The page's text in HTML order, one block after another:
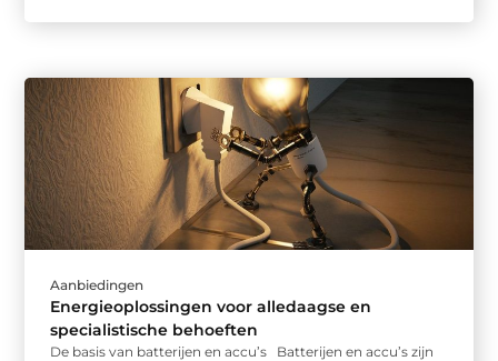
Aanbiedingen
Energieoplossingen voor alledaagse en
specialistische behoeften
De basis van batterijen en accu’s Batterijen en accu’s zijn